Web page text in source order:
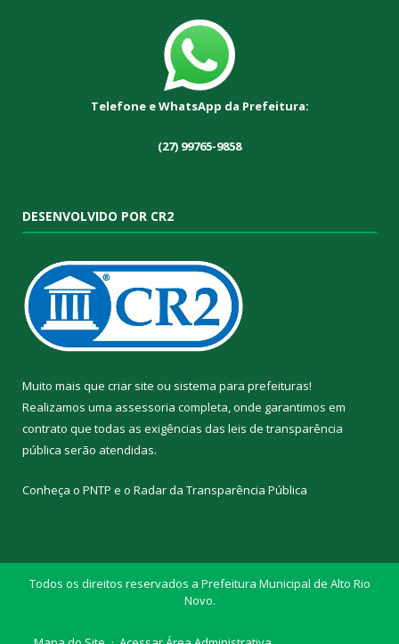
Telefone e WhatsApp da Prefeitura:
(27) 99765-9858
DESENVOLVIDO POR CR2
Muito mais que criar site ou sistema para prefeituras!
Realizamos uma assessoria completa, onde garantimos em
contrato que todas as exigências das leis de transparência
pública serão atendidas.
Conheça o PNTP e o Radar da Transparência Pública
Todos os direitos reservados a Prefeitura Municipal de Alto Rio
Novo.